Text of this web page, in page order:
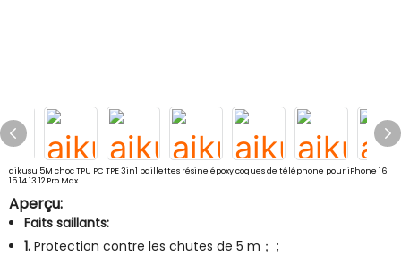
aikusu 5M choc TPU PC TPE 3in1 paillettes résine époxy coques de téléphone pour iPhone 16
15 14 13 12 Pro Max
Aperçu:
Faits saillants:
1. Protection contre les chutes de 5 m； ;